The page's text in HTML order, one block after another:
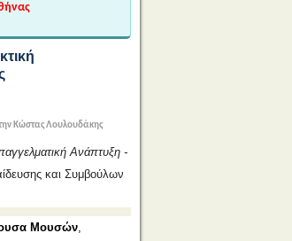
Κώστας Λουλουδάκης
Ανάπτυξη -
και Συμβούλων
Μουσών,